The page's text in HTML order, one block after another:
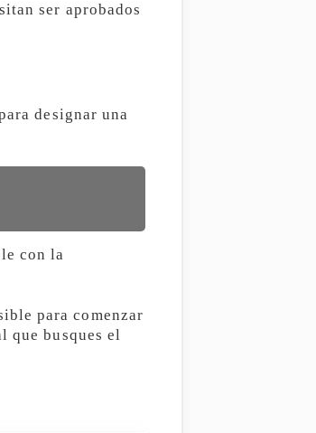
ser aprobados
designar una
con la
para comenzar
que busques el